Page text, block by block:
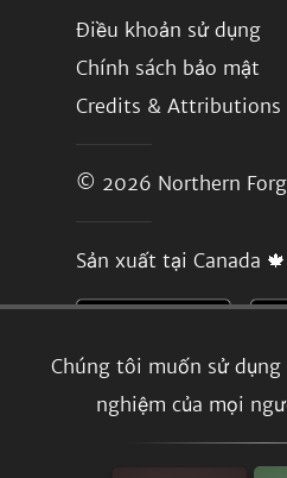
Chúng tôi muốn sử
nghiệm của mọi
Điều khoản sử dụng
Chính sách bảo mật
Credits & Attributions
© 2026 Northern
Sản xuất tại Canada 🍁